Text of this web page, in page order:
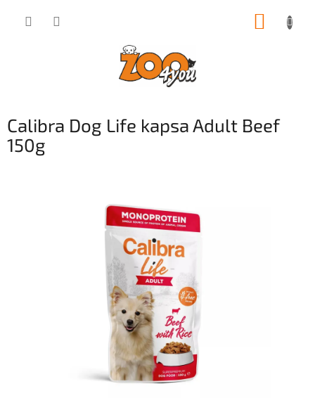
Calibra Dog Life kapsa Adult Beef
150g